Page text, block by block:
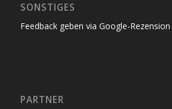
SONSTIGES
Feedback geben via Google-Rezension
PARTNER